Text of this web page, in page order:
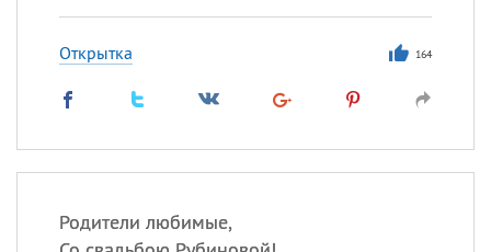
Открытка 164
Родители любимые,